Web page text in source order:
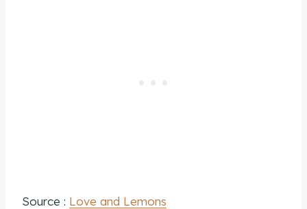
Source : Love and Lemons